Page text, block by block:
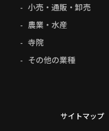
小売・通販・卸売
農業・水産
寺院
その他の業種
サイトマップ